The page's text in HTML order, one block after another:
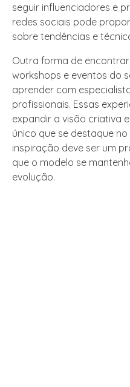
seguir influenciadores e
redes sociais pode
sobre tendências e
Outra forma de
workshops e eventos do
aprender com
profissionais. Essas
expandir a visão criativa
único que se destaque
inspiração deve ser um
que o modelo se
evolução.